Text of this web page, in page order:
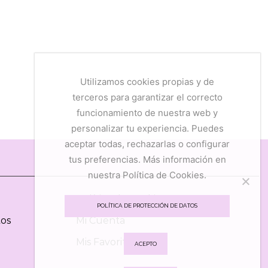
Política de Cookies
Mi Cuenta
Mis Favoritos
Utilizamos cookies propias y de
terceros para garantizar el correcto
funcionamiento de nuestra web y
personalizar tu experiencia. Puedes
aceptar todas, rechazarlas o configurar
tus preferencias. Más información en
nuestra Política de Cookies.
POLÍTICA DE PROTECCIÓN DE DATOS
ACEPTO